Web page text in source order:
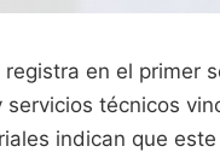
en el primer
técnicos
indican que